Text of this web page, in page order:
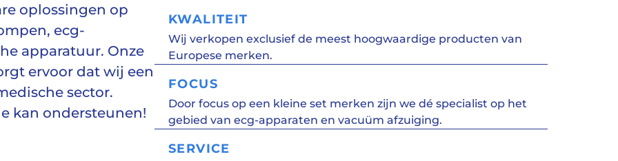
oplossingen op
ecg-
apparatuur. Onze
ervoor dat wij een
sector.
kan ondersteunen!
KWALITEIT
Wij verkopen exclusief de meest hoogwaardige producten van
Europese merken.
FOCUS
Door focus op een kleine set merken zijn we dé specialist op het
gebied van ecg-apparaten en vacuüm afzuiging.
SERVICE